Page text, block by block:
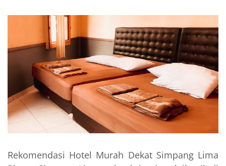
Rekomendasi Hotel Murah Dekat Simpang Lima